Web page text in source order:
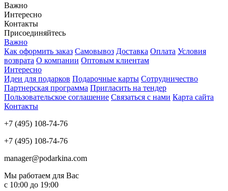
Важно
Интересно
Контакты
Присоединяйтесь
Важно
Как оформить заказ Самовывоз Доставка Оплата Условия
возврата О компании Оптовым клиентам
Интересно
Идеи для подарков Подарочные карты Сотрудничество
Партнерская программа Пригласить на тендер
Пользовательское соглашение Связаться с нами Карта сайта
Контакты
+7 (495) 108-74-76
+7 (495) 108-74-76
manager@podarkina.com
Мы работаем для Вас
с 10:00 до 19:00